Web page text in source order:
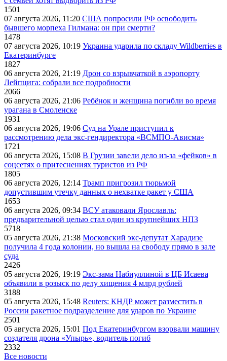
1501
07 августа 2026, 11:20 США попросили РФ освободить
бывшего морпеха Гилмана: он при смерти?
1478
07 августа 2026, 10:19 Украина ударила по складу Wildberries в
Екатеринбурге
1827
06 августа 2026, 21:19 Дрон со взрывчаткой в аэропорту
Лейпцига: собрали все подробности
2066
06 августа 2026, 21:06 Ребёнок и женщина погибли во время
урагана в Смоленске
1931
06 августа 2026, 19:06 Суд на Урале приступил к
рассмотрению дела экс-гендиректора «ВСМПО-Ависма»
1721
06 августа 2026, 15:08 В Грузии завели дело из-за «фейков» в
соцсетях о притеснениях туристов из РФ
1805
06 августа 2026, 12:14 Трамп пригрозил тюрьмой
допустившим утечку данных о нехватке ракет у США
1653
06 августа 2026, 09:34 ВСУ атаковали Ярославль:
предварительной целью стал один из крупнейших НПЗ
5718
05 августа 2026, 21:38 Московский экс-депутат Харадизе
получила 4 года колонии, но вышла на свободу прямо в зале
суда
2426
05 августа 2026, 19:19 Экс-зама Набиуллиной в ЦБ Исаева
объявили в розыск по делу хищения 4 млрд рублей
3188
05 августа 2026, 15:48 Reuters: КНДР может разместить в
России ракетное подразделение для ударов по Украине
2501
05 августа 2026, 15:01 Под Екатеринбургом взорвали машину
создателя дрона «Упырь», водитель погиб
2332
Все новости